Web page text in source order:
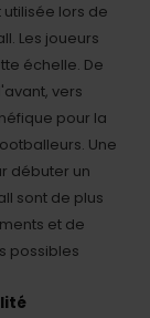
lors de
Les joueurs
échelle. De
vers
pour la
Une
débuter un
sont de plus
et de
possibles